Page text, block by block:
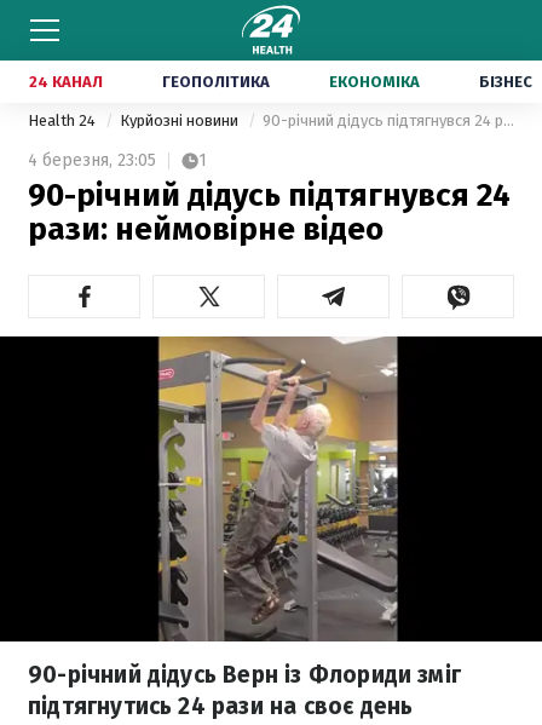
24 КАНАЛ ГЕОПОЛІТИКА ЕКОНОМІКА БІЗНЕС
Health 24 Курйозні новини 90-річний дідусь підтягнувся 24 рази: неймовірне відео
4 березня, 23:05 1
90-річний дідусь підтягнувся 24
рази: неймовірне відео
90-річний дідусь Верн із Флориди зміг
підтягнутись 24 рази на своє день